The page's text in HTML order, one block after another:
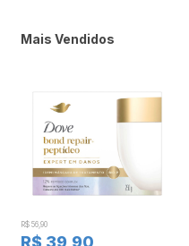
Mais Vendidos
R$ 56,90
R$ 39,90